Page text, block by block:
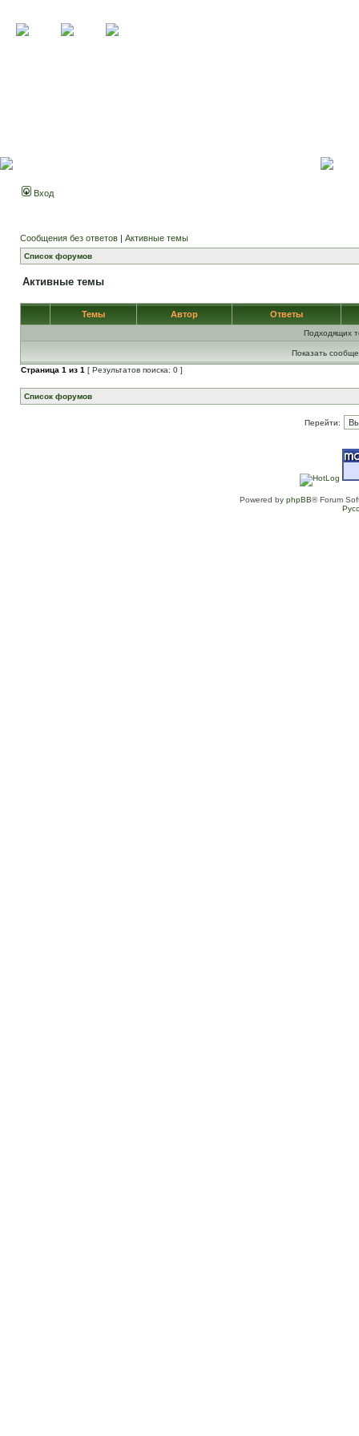
Вход
Сообщения без ответов | Активные темы
Список форумов
Активные темы
Темы Автор Ответы
Подходящих
Показать
Страница 1 из 1 [ Результатов поиска: 0 ]
Список форумов
Перейти:
Powered by phpBB® Forum